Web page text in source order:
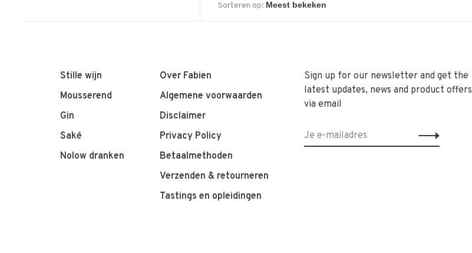
Sorteren op:
Stille wijn
Mousserend
Gin
Saké
Nolow dranken
Over Fabien
Algemene voorwaarden
Disclaimer
Privacy Policy
Betaalmethoden
Verzenden & retourneren
Tastings en opleidingen
Sign up for our newsletter and get the
latest updates, news and product offers
via email